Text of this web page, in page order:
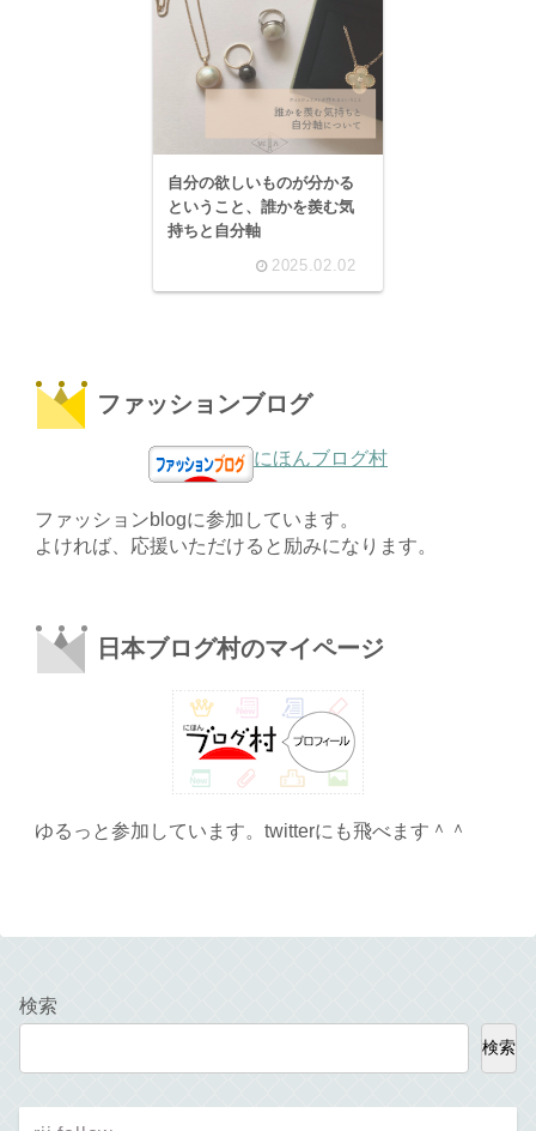
自分の欲しいものが分かる
ということ、誰かを羨む気
持ちと自分軸
2025.02.02
ファッションブログ
にほんブログ村
ファッションblogに参加しています。
よければ、応援いただけると励みになります。
日本ブログ村のマイページ
ゆるっと参加しています。twitterにも飛べます＾＾
検索
検索